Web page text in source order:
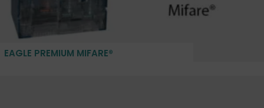
EAGLE PREMIUM MIFARE®